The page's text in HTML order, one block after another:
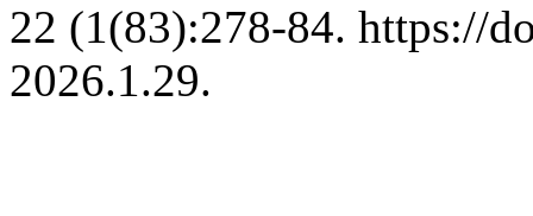
22 (1(83):278-84. https://
2026.1.29.